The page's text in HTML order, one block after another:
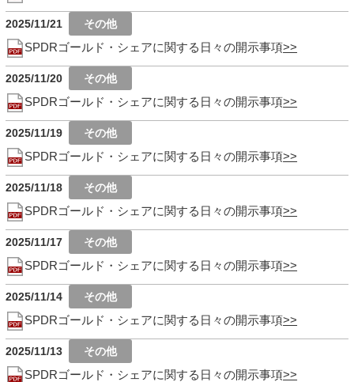
2025/11/21
SPDRゴールド・シェアに関する日々の開示事項
2025/11/20
SPDRゴールド・シェアに関する日々の開示事項
2025/11/19
SPDRゴールド・シェアに関する日々の開示事項
2025/11/18
SPDRゴールド・シェアに関する日々の開示事項
2025/11/17
SPDRゴールド・シェアに関する日々の開示事項
2025/11/14
SPDRゴールド・シェアに関する日々の開示事項
2025/11/13
SPDRゴールド・シェアに関する日々の開示事項